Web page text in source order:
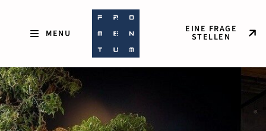
EINE FRAGE
STELLEN